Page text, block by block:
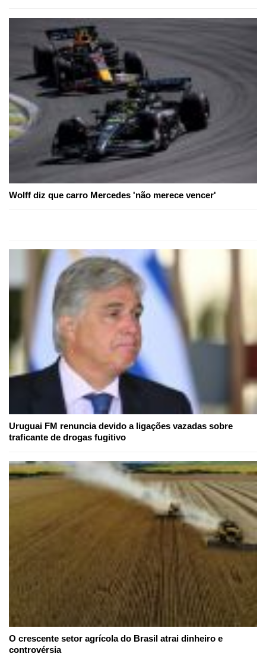
Wolff diz que carro Mercedes 'não merece vencer'
Uruguai FM renuncia devido a ligações vazadas sobre
traficante de drogas fugitivo
O crescente setor agrícola do Brasil atrai dinheiro e
controvérsia